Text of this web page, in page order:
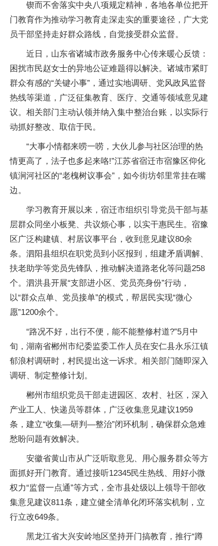
锲而不舍落实中央八项规定精神，各地各单位把开
门教育作为推动学习教育走深走实的重要途径，广大党
员干部坚持走好群众路线，自觉接受群众监督。
近日，山东省诸城市政务服务中心传来暖心反馈：
困扰市民赵女士的异地公证难题得以解决。诸城市紧盯
群众有感的“关键小事”，通过实地调研、党风政风监督
热线等渠道，广泛征集教育、医疗、交通等领域意见建
议。相关部门主动认领并纳入集中整治台账，以实际行
动抓好整改、取信于民。
“大事小情都来唠一唠，大伙儿参与社区治理的热
情更高了，法子也多起来咯!”江苏省宿迁市宿豫区仰化
镇涧河社区的“老槐树议事会”，如今街坊邻里常挂在嘴
边。
学习教育开展以来，宿迁市组织引导党员干部与基
层群众同坐小板凳、共议烦心事，以实干惠民生。宿豫
区广泛构建镇、村居议事平台，收到意见建议80余
条。泗阳县组织在职党员到小区报到，组建矛盾调解、
扶老助学等党员先锋队，推动解决道路老化等问题258
个。泗洪县开展“支部进小区、党员亮身份”行动，
以“群众点单、党员接单”的模式，帮居民实现“微心
愿”1200余个。
“路况不好，出行不便，能不能整修村道?”5月中
旬，湖南省郴州市纪委监委工作人员在安仁县永乐江镇
郁浪村调研时，村民提出这一诉求。相关部门随即深入
调研、制定整修计划。
郴州市组织党员干部走进园区、农村、社区，深入
产业工人、快递员等群体，广泛收集意见建议1959
条，建立“收集—研判—整治”闭环机制，确保群众急难
愁盼问题有效解决。
安徽省黄山市从广泛听取意见、用心服务群众等方
面抓好开门教育。通过接听12345民生热线、用好小微
权力“监督一点通”等方式，全市县处级以上领导干部收
集意见建议811条，建立健全清单化闭环落实机制，立
行立改649条。
黑龙江省大兴安岭地区坚持开门搞教育，推行“蹲